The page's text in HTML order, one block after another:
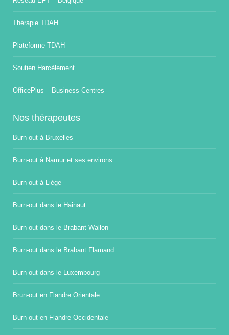
Thérapie TDAH
Plateforme TDAH
Soutien Harcèlement
OfficePlus – Business Centres
Nos thérapeutes
Burn-out à Bruxelles
Burn-out à Namur et ses environs
Burn-out à Liège
Burn-out dans le Hainaut
Burn-out dans le Brabant Wallon
Burn-out dans le Brabant Flamand
Burn-out dans le Luxembourg
Brun-out en Flandre Orientale
Burn-out en Flandre Occidentale